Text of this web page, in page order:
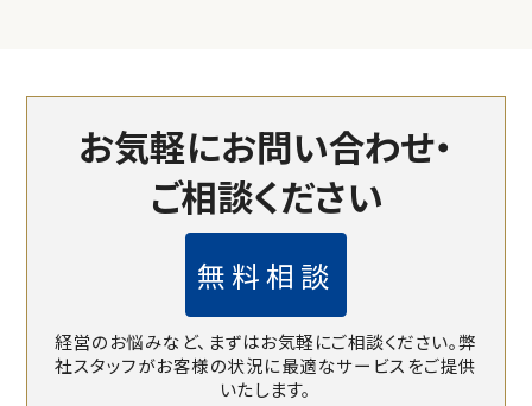
お気軽にお問い合わせ・
ご相談ください
無料相談
経営のお悩みなど、まずはお気軽にご相談ください。弊
社スタッフがお客様の状況に最適なサービスをご提供
いたします。